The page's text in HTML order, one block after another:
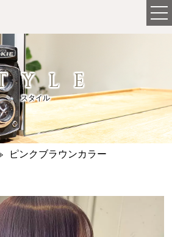
スタイル
ピンクブラウンカラー